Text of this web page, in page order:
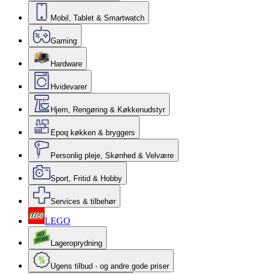
Mobil, Tablet & Smartwatch
Gaming
Hardware
Hvidevarer
Hjem, Rengøring & Køkkenudstyr
Epoq køkken & bryggers
Personlig pleje, Skønhed & Velvære
Sport, Fritid & Hobby
Services & tilbehør
LEGO
Lageroprydning
Ugens tilbud - og andre gode priser